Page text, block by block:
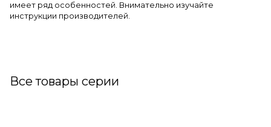
имеет ряд особенностей. Внимательно изучайте
инструкции производителей.
Все товары серии